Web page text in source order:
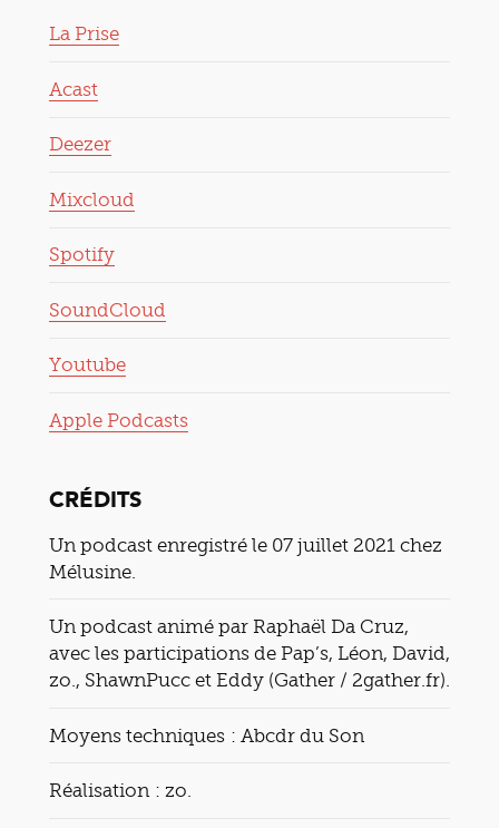
La Prise
Acast
Deezer
Mixcloud
Spotify
SoundCloud
Youtube
Apple Podcasts
CRÉDITS
Un podcast enregistré le 07 juillet 2021 chez
Mélusine.
Un podcast animé par Raphaël Da Cruz,
avec les participations de Pap’s, Léon, David,
zo., ShawnPucc et Eddy (Gather / 2gather.fr).
Moyens techniques : Abcdr du Son
Réalisation : zo.